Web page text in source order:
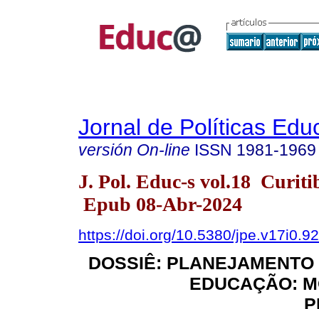
Jornal de Políticas
versión On-line ISSN 1981-1969
J. Pol. Educ-s vol.18
Epub 08-Abr-2024
https://doi.org/10.5380/
DOSSIÊ:
EDUCAÇÃO: